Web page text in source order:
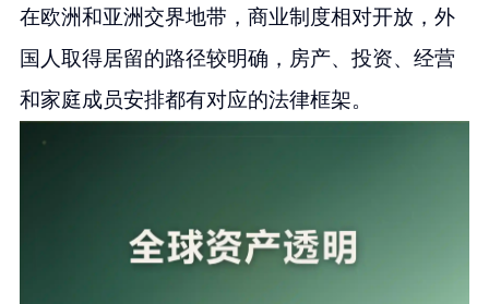
在欧洲和亚洲交界地带，商业制度相对开放，外
国人取得居留的路径较明确，房产、投资、经营
和家庭成员安排都有对应的法律框架。